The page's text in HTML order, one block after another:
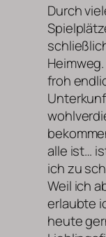
Durch
froh
alle ist…
ich zu
Weil ich
erlaubte
heute